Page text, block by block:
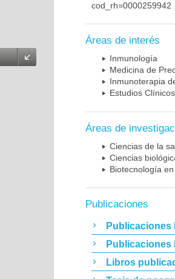
cod_rh=0000259942
Áreas de interés
Inmunología
Medicina de
Inmunoterapia
Estudios Clínicos
Áreas de
Ciencias de la
Ciencias
Biotecnología
Publicaciones
Publicaciones
Publicaciones
Libros